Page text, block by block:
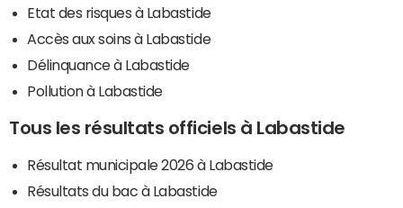
Etat des risques à Labastide
Accès aux soins à Labastide
Délinquance à Labastide
Pollution à Labastide
Tous les résultats officiels à Labastide
Résultat municipale 2026 à Labastide
Résultats du bac à Labastide